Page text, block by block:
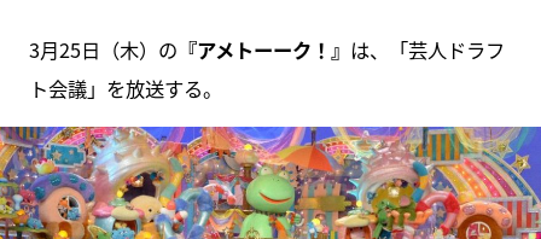
3月25日（木）の 『アメトーーク！』 は、「芸人ドラフ
ト会議」を放送する。